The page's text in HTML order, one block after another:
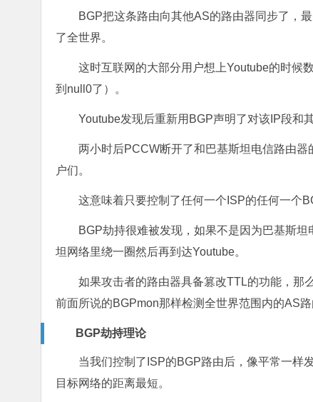
BGP把这条路由向其他AS的路由器同步了，
了全世界。
这时互联网的大部分用户想上Youtube的时候
到null0了）。
Youtube发现后重新用BGP声明了对该IP段和
两小时后PCCW断开了和巴基斯坦电信路由
户们。
这意味着只要控制了任何一个ISP的任何一个
BGP劫持很难被发现，如果不是因为巴基斯
坦网络里绕一圈然后再到达Youtube。
如果攻击者的路由器具备篡改TTL的功能，那
前面所说的BGPmon那样检测全世界范围内的AS路
BGP劫持理论
当我们控制了ISP的BGP路由后，像平常一样
目标网络的距离最短。